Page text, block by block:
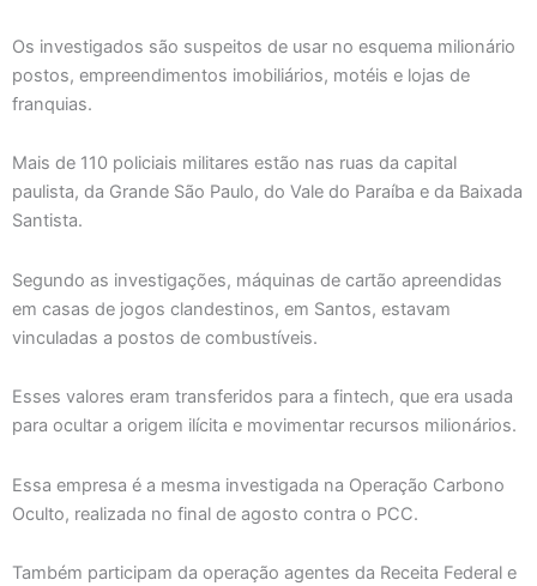
Os investigados são suspeitos de usar no esquema milionário
postos, empreendimentos imobiliários, motéis e lojas de
franquias.
Mais de 110 policiais militares estão nas ruas da capital
paulista, da Grande São Paulo, do Vale do Paraíba e da Baixada
Santista.
Segundo as investigações, máquinas de cartão apreendidas
em casas de jogos clandestinos, em Santos, estavam
vinculadas a postos de combustíveis.
Esses valores eram transferidos para a fintech, que era usada
para ocultar a origem ilícita e movimentar recursos milionários.
Essa empresa é a mesma investigada na Operação Carbono
Oculto, realizada no final de agosto contra o PCC.
Também participam da operação agentes da Receita Federal e